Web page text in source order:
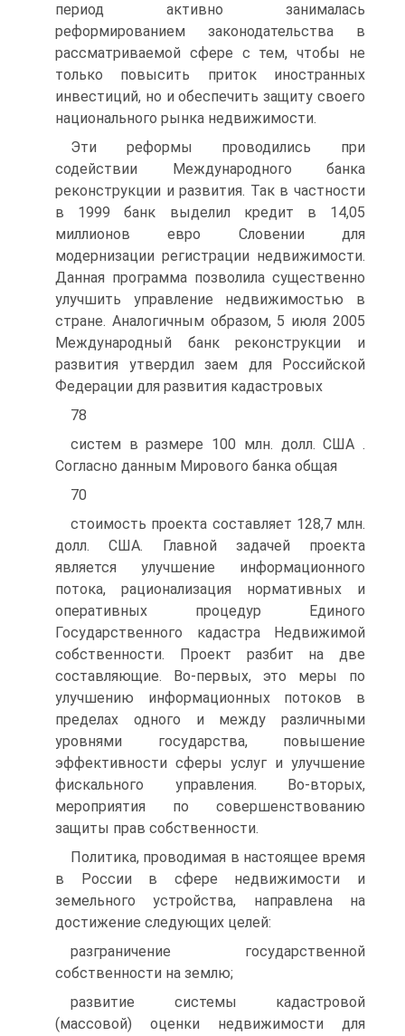
период активно занималась
реформированием законодательства в
рассматриваемой сфере с тем, чтобы не
только повысить приток иностранных
инвестиций, но и обеспечить защиту своего
национального рынка недвижимости.
Эти реформы проводились при
содействии Международного банка
реконструкции и развития. Так в частности
в 1999 банк выделил кредит в 14,05
миллионов евро Словении для
модернизации регистрации недвижимости.
Данная программа позволила существенно
улучшить управление недвижимостью в
стране. Аналогичным образом, 5 июля 2005
Международный банк реконструкции и
развития утвердил заем для Российской
Федерации для развития кадастровых
78
систем в размере 100 млн. долл. США .
Согласно данным Мирового банка общая
70
стоимость проекта составляет 128,7 млн.
долл. США. Главной задачей проекта
является улучшение информационного
потока, рационализация нормативных и
оперативных процедур Единого
Государственного кадастра Недвижимой
собственности. Проект разбит на две
составляющие. Во-первых, это меры по
улучшению информационных потоков в
пределах одного и между различными
уровнями государства, повышение
эффективности сферы услуг и улучшение
фискального управления. Во-вторых,
мероприятия по совершенствованию
защиты прав собственности.
Политика, проводимая в настоящее время
в России в сфере недвижимости и
земельного устройства, направлена на
достижение следующих целей:
разграничение государственной
собственности на землю;
развитие системы кадастровой
(массовой) оценки недвижимости для